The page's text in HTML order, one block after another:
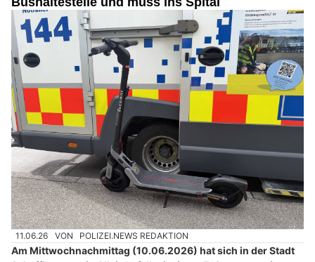
11.06.26 VON POLIZEI.NEWS REDAKTION
Am Mittwochnachmittag (10.06.2026) hat sich in der Stadt